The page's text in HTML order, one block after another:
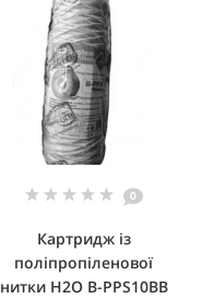
0
Картридж із
поліпропіленової
нитки H2O B-PPS10BB